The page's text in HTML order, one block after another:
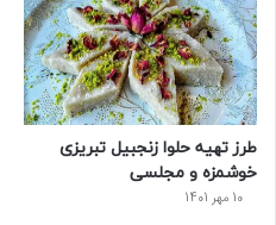
و
ک
ت
ر
طرز تهیه حلوا زنجبیل تبریزی
خوشمزه و مجلسی
10 مهر 1401